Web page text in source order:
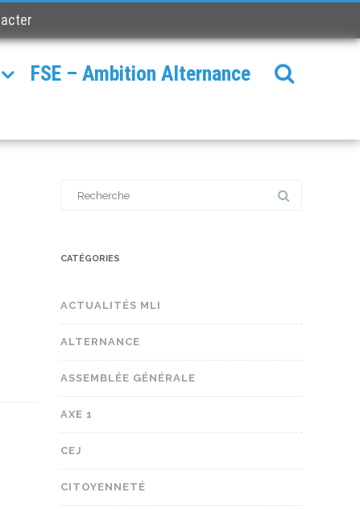
FSE – Ambition Alternance
CATÉGORIES
ACTUALITÉS MLI
ALTERNANCE
ASSEMBLÉE GÉNÉRALE
AXE 1
CEJ
CITOYENNETÉ